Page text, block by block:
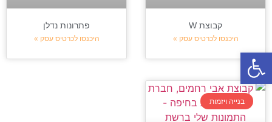
קבוצת W
היכנסו לכרטיס עסק »
פתרונות נדלן
היכנסו לכרטיס עסק »
בנייה ויזמות
פתח סרגל נגישות